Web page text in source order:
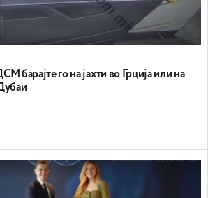
барајте го на јахти во Грција или на